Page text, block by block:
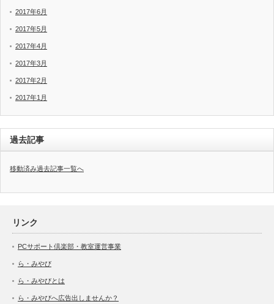
2017年6月
2017年5月
2017年4月
2017年3月
2017年2月
2017年1月
過去記事
移動済み過去記事一覧へ
リンク
PCサポート倶楽部・教室運営事業
ら・みやび
ら・みやびとは
ら・みやびへ広告出しませんか？